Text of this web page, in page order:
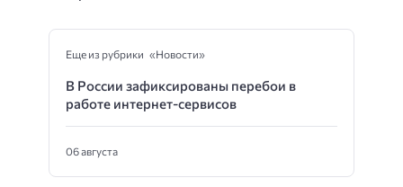
Еще из рубрики «Новости»
В России зафиксированы перебои в
работе интернет-сервисов
06 августа